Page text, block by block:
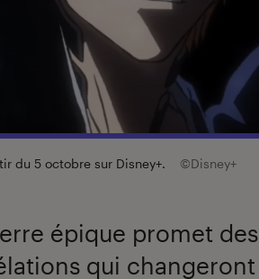
du 5 octobre sur Disney+. ©Disney+
épique promet des
qui changeront